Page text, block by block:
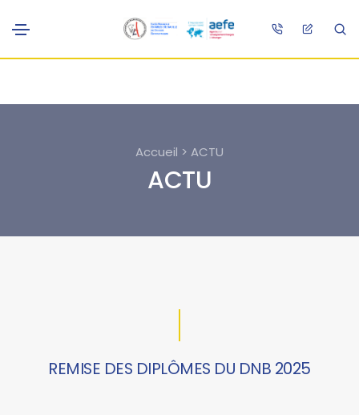
Accueil > ACTU
ACTU
REMISE DES DIPLÔMES DU DNB 2025